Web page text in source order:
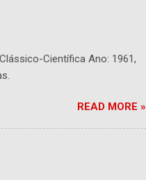
Científica Ano: 1961,
READ MORE »